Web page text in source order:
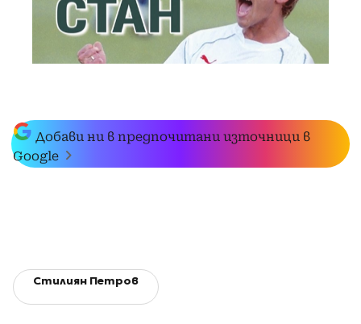
Добави ни в предпочитани източници в
Google
Стилиян Петров